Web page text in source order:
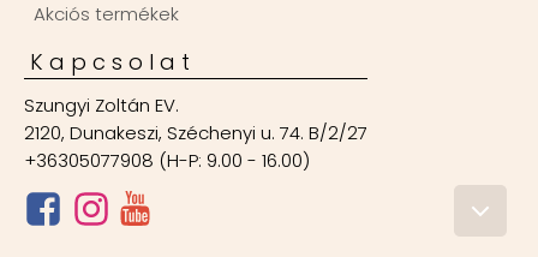
Akciós termékek
Kapcsolat
Szungyi Zoltán EV.
2120, Dunakeszi, Széchenyi u. 74. B/2/27
+36305077908 (H-P: 9.00 - 16.00)